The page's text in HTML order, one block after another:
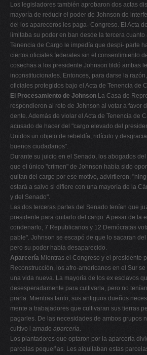
Los legisladores también aprobaron dos actas
mayoría de reducir el poder de Johnson de
del los apareceros les paga- Congreso. El Acta
limitaba su poder en ban desde la tercera cuanto
Tenencia de Cargo le impedía que despi- parte
ciertos oficiales federales sin el consentimiento
cosechas a los presidente Johnson tildó ambas
inconstitucionales. Entonces, para darse la
oficiales protegidos bajo el Acta de Tenencia de
El Procesamiento de Johnson La Casa de
respondieron al reto de Johnson al votar a favor
dente. Además de violar el Acta de Tenencia de
acusado de hacer del "cargo elevado del
Unidos un objeto de rebeldía, ridículo y
buenos ciudadanos".
Durante su juicio en el Senado, los abogados
que el único "crimen" de Johnson había sido
quitan del cargo por ese motivo, advirtieron,
estará a salvo si difiere con una mayoría de la
y del Senado".
Las dos terceras partes del Senado tenían que
presidente para quitarlo del cargo. A pesar de la
condenarlo, 7 Republicanos y 12 Demócratas
pable". Johnson se escapó de que lo sacaran
pero su poder había desaparecido.
Aparcería Mientras el Congreso y el presidente
Reconstrucción, los afro-americanos en el Sur
una vida nueva. La mayoría de los ex esclavos
desesperadamente para cultivarla, pero no
prarla. Mientras tanto, sus antiguos dueños
mente a trabajadores que cultivaran sus tierras
pagarles. De las necesidades de ambos grupos
cultivo l amado aparcería.
Los plantadores que optaron por la aparcería
parcelas pequeñas. Les alquilaban estas